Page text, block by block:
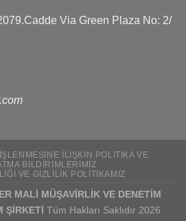
Via Green Plaza No: 2/
İLIŞKIN POLITIKA VE
BILDIRIMLERIMIZ
VE GIZLILIK POLITIKAMIZ
MALİ MÜŞAVİRLİK VE DENETİM
ŞİRKETİ Tüm Hakları Saklıdır 2026